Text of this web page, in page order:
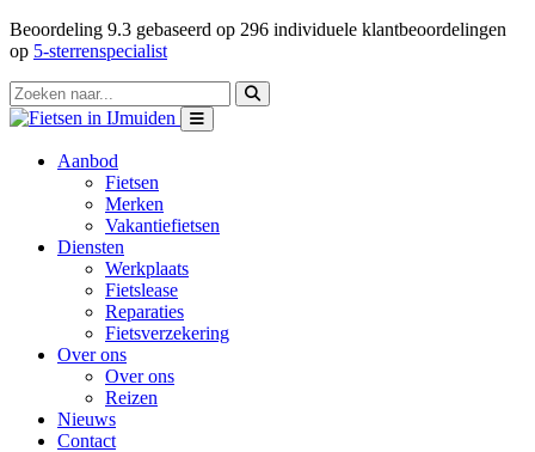
Beoordeling 9.3 gebaseerd op 296 individuele klantbeoordelingen
op 5-sterrenspecialist
Aanbod
Fietsen
Merken
Vakantiefietsen
Diensten
Werkplaats
Fietslease
Reparaties
Fietsverzekering
Over ons
Over ons
Reizen
Nieuws
Contact